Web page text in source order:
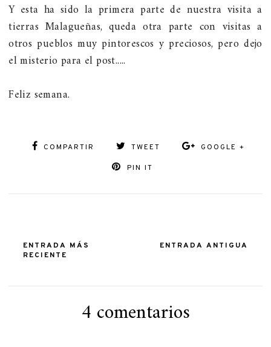
Y esta ha sido la primera parte de nuestra visita a
tierras Malagueñas, queda otra parte con visitas a
otros pueblos muy pintorescos y preciosos, pero dejo
el misterio para el post.....
Feliz semana.
COMPARTIR TWEET GOOGLE +
PIN IT
ENTRADA MÁS
RECIENTE
ENTRADA ANTIGUA
4 comentarios